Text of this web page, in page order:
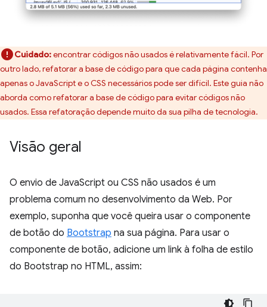
Cuidado:encontrar códigos não usados é relativamente fácil. Por
outro lado, refatorar a base de código para que cada página contenha
apenas o JavaScript e o CSS necessários pode ser difícil. Este guia não
aborda como refatorar a base de código para evitar códigos não
usados. Essa refatoração depende muito da sua pilha de tecnologia.
Visão geral
O envio de JavaScript ou CSS não usados é um
problema comum no desenvolvimento da Web. Por
exemplo, suponha que você queira usar o componente
de botão do Bootstrap na sua página. Para usar o
componente de botão, adicione um link à folha de estilo
do Bootstrap no HTML, assim: